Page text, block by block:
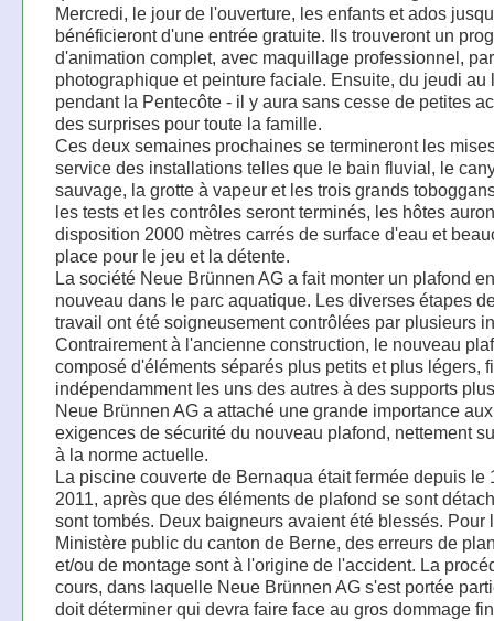
Mercredi, le jour de l'ouverture, les enfants et ados
bénéficieront d'une entrée gratuite. Ils trouveront un
d'animation complet, avec maquillage professionnel,
photographique et peinture faciale. Ensuite, du jeudi au
pendant la Pentecôte - il y aura sans cesse de petites
des surprises pour toute la famille.
Ces deux semaines prochaines se termineront les
service des installations telles que le bain fluvial, le
sauvage, la grotte à vapeur et les trois grands
les tests et les contrôles seront terminés, les hôtes
disposition 2000 mètres carrés de surface d'eau et
place pour le jeu et la détente.
La société Neue Brünnen AG a fait monter un plafond
nouveau dans le parc aquatique. Les diverses étapes
travail ont été soigneusement contrôlées par plusieurs
Contrairement à l'ancienne construction, le nouveau
composé d'éléments séparés plus petits et plus légers,
indépendamment les uns des autres à des supports
Neue Brünnen AG a attaché une grande importance aux
exigences de sécurité du nouveau plafond, nettement
à la norme actuelle.
La piscine couverte de Bernaqua était fermée depuis le
2011, après que des éléments de plafond se sont
sont tombés. Deux baigneurs avaient été blessés. Pour
Ministère public du canton de Berne, des erreurs de
et/ou de montage sont à l'origine de l'accident. La
cours, dans laquelle Neue Brünnen AG s'est portée
doit déterminer qui devra faire face au gros dommage